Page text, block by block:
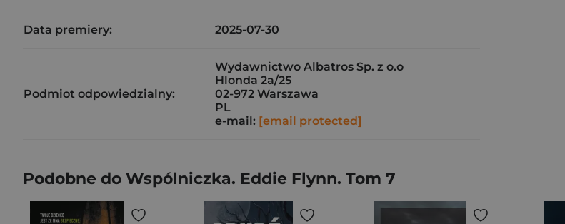
Data premiery: 2025-07-30
Podmiot odpowiedzialny:
Wydawnictwo Albatros Sp. z o.o
Hlonda 2a/25
02-972 Warszawa
PL
e-mail: [email protected]
Podobne do Wspólniczka. Eddie Flynn. Tom 7